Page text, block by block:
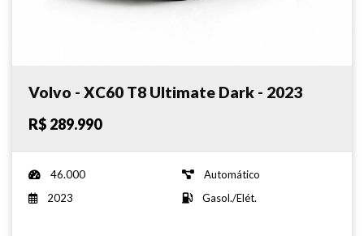
Volvo - XC60 T8 Ultimate Dark - 2023
R$ 289.990
46.000
Automático
2023
Gasol./Elét.